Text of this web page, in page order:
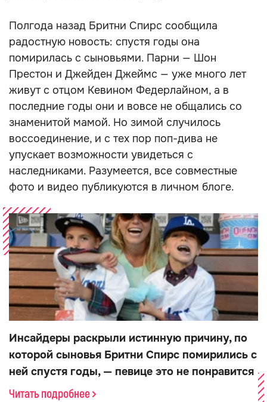
Полгода назад Бритни Спирс сообщила
радостную новость: спустя годы она
помирилась с сыновьями. Парни — Шон
Престон и Джейден Джеймс — уже много лет
живут с отцом Кевином Федерлайном, а в
последние годы они и вовсе не общались со
знаменитой мамой. Но зимой случилось
воссоединение, и с тех пор поп-дива не
упускает возможности увидеться с
наследниками. Разумеется, все совместные
фото и видео публикуются в личном блоге.
Инсайдеры раскрыли истинную причину, по
которой сыновья Бритни Спирс помирились с
ней спустя годы, — певице это не понравится
Читать подробнее